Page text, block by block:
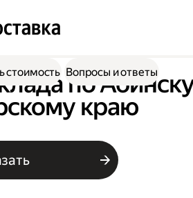
по
краю
стоимость Вопросы и ответы